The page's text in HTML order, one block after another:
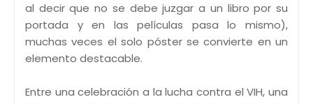
al decir que no se debe juzgar a un libro por su
portada y en las películas pasa lo mismo),
muchas veces el solo póster se convierte en un
elemento destacable.
Entre una celebración a la lucha contra el VIH, una